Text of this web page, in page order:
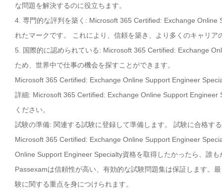
な問題を解決するのに役立ちます。
4. 専門的な評判を築く: Microsoft 365 Certified: Exchange
れたマークです。 これにより、信頼を築き、より多くのキャリア
5. 国際的に認められている: Microsoft 365 Certified: Exchange
ため、世界中で仕事の機会を探すことができます。
Microsoft 365 Certified: Exchange Online Support Engineer
詳細: Microsoft 365 Certified: Exchange Online Support
ください。
試験の準備: 関連する試験に登録して準備します。 試験に合格す
Microsoft 365 Certified: Exchange Online Support Engineer
Online Support Engineer Specialty資格を取得したかったら、誰
Passexamは信頼性が高い、有効的な試験問題集は保証します。
験に関する重点を身につけられます。